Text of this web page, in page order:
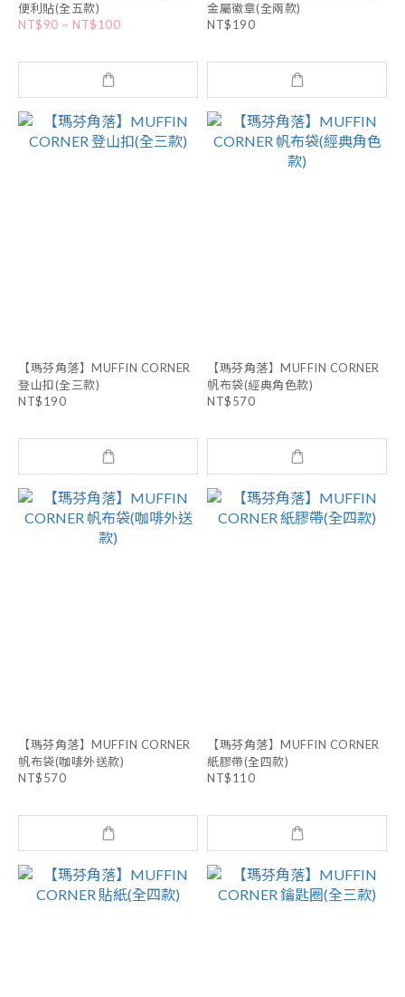
便利貼(全五款)
NT$90 ~ NT$100
金屬徽章(全兩款)
NT$190
【瑪芬角落】MUFFIN CORNER
登山扣(全三款)
NT$190
【瑪芬角落】MUFFIN CORNER
帆布袋(經典角色款)
NT$570
【瑪芬角落】MUFFIN CORNER
帆布袋(咖啡外送款)
NT$570
【瑪芬角落】MUFFIN CORNER
紙膠帶(全四款)
NT$110